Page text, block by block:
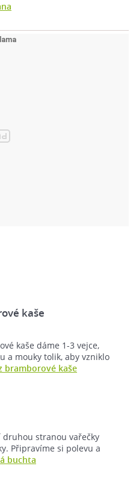
kaše
kaše dáme 1-3 vejce,
a mouky tolik, aby vzniklo
bramborové kaše
druhou stranou vařečky
Připravíme si polevu a
buchta